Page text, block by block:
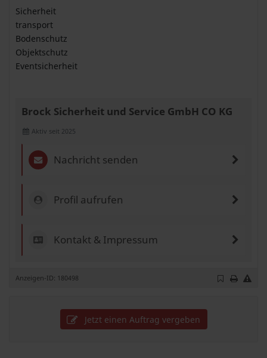
Sicherheit
transport
Bodenschutz
Objektschutz
Eventsicherheit
Brock Sicherheit und Service GmbH CO KG
Aktiv seit 2025
Nachricht senden
Profil aufrufen
Kontakt & Impressum
Anzeigen-ID: 180498
Jetzt einen Auftrag vergeben